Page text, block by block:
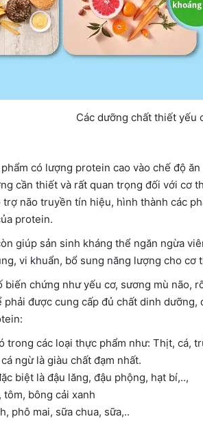
Các dưỡng chất thiết yếu
có lượng protein cao vào chế độ
cần thiết và rất quan trọng đối với cơ
não truyền tín hiệu, hình thành các
protein.
giúp sản sinh kháng thể ngăn ngừa
vi khuẩn, bổ sung năng lượng cho cơ
chứng như yếu cơ, sương mù não,
được cung cấp đủ chất dinh
trong các loại thực phẩm như: Thịt, cá,
ngừ là giàu chất đạm nhất.
biệt là đậu lăng, đậu phộng, hạt bí,..,
tôm, bông cải xanh
phô mai, sữa chua, sữa,..